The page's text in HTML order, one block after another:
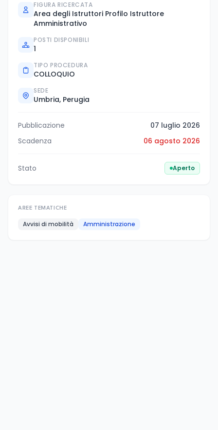
FIGURA RICERCATA
Area degli Istruttori Profilo Istruttore
Amministrativo
POSTI DISPONIBILI
1
TIPO PROCEDURA
COLLOQUIO
SEDE
Umbria, Perugia
Pubblicazione
07 luglio 2026
Scadenza
06 agosto 2026
Stato Aperto
AREE TEMATICHE
Avvisi di mobilità Amministrazione